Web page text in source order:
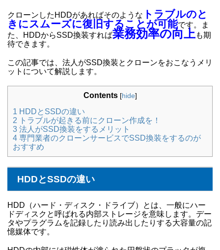
クローンしたHDDがあればそのような トラブルのと
きにスムーズに復旧することが可能です。ま
た、HDDからSSD換装すれば業務効率の向上も期
待できます。
この記事では、法人がSSD換装とクローンをおこなうメリ
ットについて解説します。
Contents [hide]
1 HDDとSSDの違い
2 トラブルが起きる前にクローン作成を！
3 法人がSSD換装をするメリット
4 専門業者のクローンサービスでSSD換装をするのが
おすすめ
HDDとSSDの違い
HDD（ハード・ディスク・ドライブ）とは、一般にハー
ドディスクと呼ばれる内部ストレージを意味します。デー
タやプラグラムを記録したり読み出したりする大容量の記
憶媒体です。